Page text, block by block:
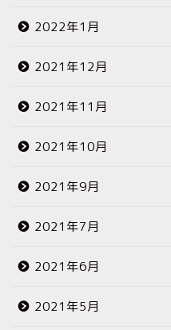
2022年1月
2021年12月
2021年11月
2021年10月
2021年9月
2021年7月
2021年6月
2021年5月